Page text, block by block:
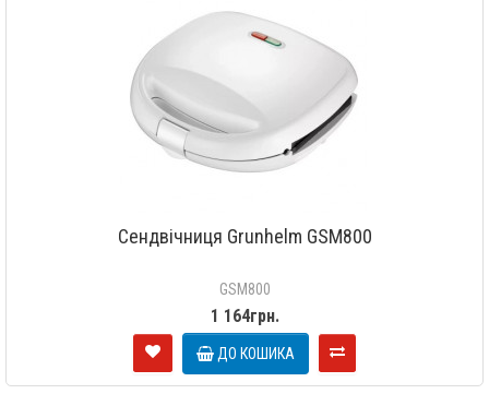
Сендвічниця Grunhelm GSM800
GSM800
1 164грн.
ДО КОШИКА